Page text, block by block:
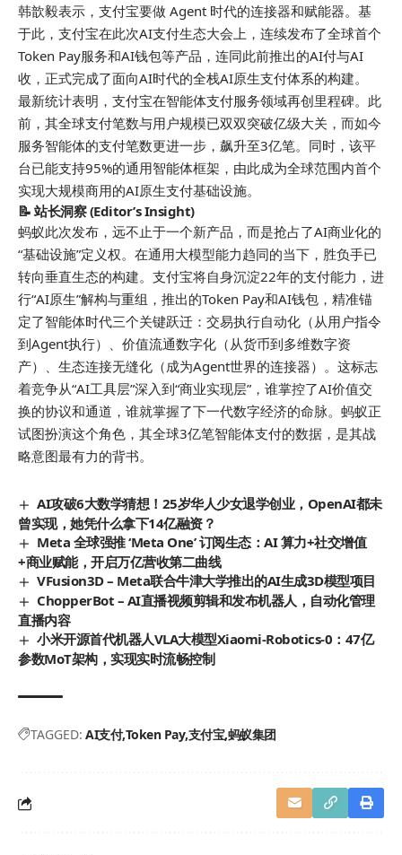
韩歆毅表示，支付宝要做 Agent 时代的连接器和赋能器。基
于此，支付宝在此次AI支付生态大会上，连续发布了全球首个
Token Pay服务和AI钱包等产品，连同此前推出的AI付与AI
收，正式完成了面向AI时代的全栈AI原生支付体系的构建。
最新统计表明，支付宝在智能体支付服务领域再创里程碑。此
前，其全球支付笔数与用户规模已双双突破亿级大关，而如今
服务智能体的支付笔数更进一步，飙升至3亿笔。同时，该平
台已能支持95%的通用智能体框架，由此成为全球范围内首个
实现大规模商用的AI原生支付基础设施。
📝 站长洞察 (Editor’s Insight)
蚂蚁此次发布，远不止于一个新产品，而是抢占了AI商业化的
“基础设施”定义权。在通用大模型能力趋同的当下，胜负手已
转向垂直生态的构建。支付宝将自身沉淀22年的支付能力，进
行“AI原生”解构与重组，推出的Token Pay和AI钱包，精准锚
定了智能体时代三个关键跃迁：交易执行自动化（从用户指令
到Agent执行）、价值流通数字化（从货币到多维数字资
产）、生态连接无缝化（成为Agent世界的连接器）。这标志
着竞争从“AI工具层”深入到“商业实现层”，谁掌控了AI价值交
换的协议和通道，谁就掌握了下一代数字经济的命脉。蚂蚁正
试图扮演这个角色，其全球3亿笔智能体支付的数据，是其战
略意图最有力的背书。
AI攻破6大数学猜想！25岁华人少女退学创业，OpenAI都未
曾实现，她凭什么拿下14亿融资？
Meta 全球强推 ‘Meta One’ 订阅生态：AI 算力+社交增值
+商业赋能，开启万亿营收第二曲线
VFusion3D – Meta联合牛津大学推出的AI生成3D模型项目
ChopperBot – AI直播视频剪辑和发布机器人，自动化管理
直播内容
小米开源首代机器人VLA大模型Xiaomi-Robotics-0：47亿
参数MoT架构，实现实时流畅控制
TAGGED: AI支付 Token Pay 支付宝 蚂蚁集团